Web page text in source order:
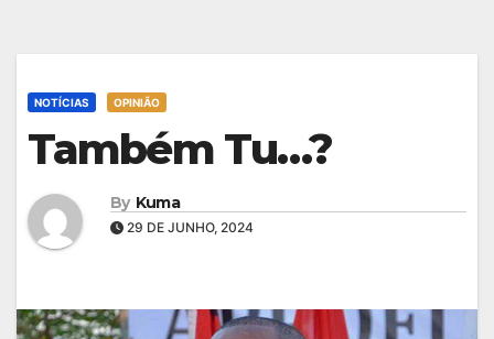
NOTÍCIAS OPINIÃO
Também Tu…?
By Kuma
29 DE JUNHO, 2024